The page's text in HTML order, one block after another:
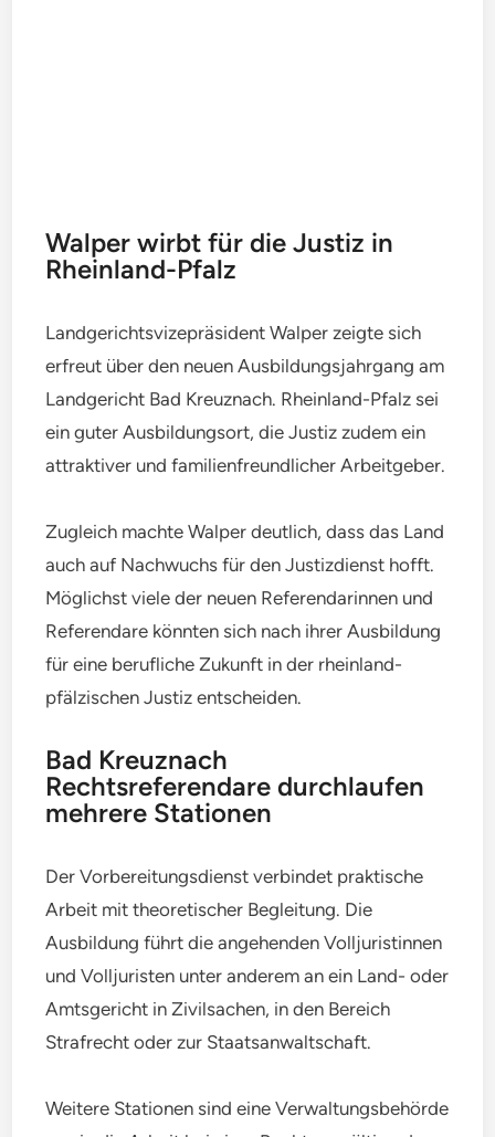
Walper wirbt für die Justiz in
Rheinland-Pfalz
Landgerichtsvizepräsident Walper zeigte sich
erfreut über den neuen Ausbildungsjahrgang am
Landgericht Bad Kreuznach. Rheinland-Pfalz sei
ein guter Ausbildungsort, die Justiz zudem ein
attraktiver und familienfreundlicher Arbeitgeber.
Zugleich machte Walper deutlich, dass das Land
auch auf Nachwuchs für den Justizdienst hofft.
Möglichst viele der neuen Referendarinnen und
Referendare könnten sich nach ihrer Ausbildung
für eine berufliche Zukunft in der rheinland-
pfälzischen Justiz entscheiden.
Bad Kreuznach
Rechtsreferendare durchlaufen
mehrere Stationen
Der Vorbereitungsdienst verbindet praktische
Arbeit mit theoretischer Begleitung. Die
Ausbildung führt die angehenden Volljuristinnen
und Volljuristen unter anderem an ein Land- oder
Amtsgericht in Zivilsachen, in den Bereich
Strafrecht oder zur Staatsanwaltschaft.
Weitere Stationen sind eine Verwaltungsbehörde